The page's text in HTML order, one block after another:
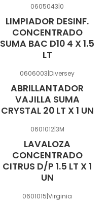
0605043|0
LIMPIADOR DESINF.
CONCENTRADO
SUMA BAC D10 4 X 1.5
LT
0606003|Diversey
ABRILLANTADOR
VAJILLA SUMA
CRYSTAL 20 LT X 1 UN
0601012|3M
LAVALOZA
CONCENTRADO
CITRUS D/P 1.5 LT X 1
UN
0601015|Virginia